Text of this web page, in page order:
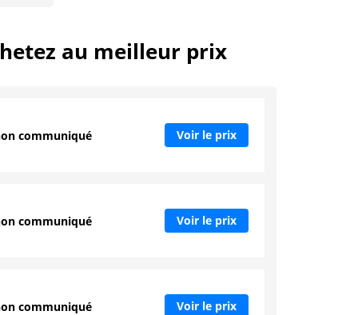
au meilleur prix
communiqué Voir le prix
communiqué Voir le prix
communiqué Voir le prix